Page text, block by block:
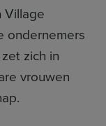
Village
ondernemers
zich in
vrouwen